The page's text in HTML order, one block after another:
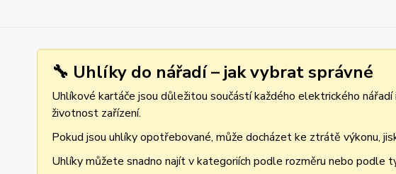
🔧 Uhlíky do nářadí – jak vybrat správné
Uhlíkové kartáče jsou důležitou součástí každého elektrického
životnost zařízení.
Pokud jsou uhlíky opotřebované, může docházet ke ztrátě výkonu,
Uhlíky můžete snadno najít v kategoriích podle rozměru nebo podle